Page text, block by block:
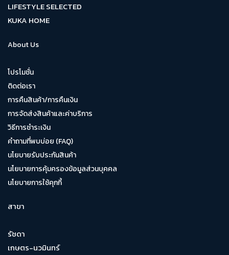
LIFESTYLE SELECTED
KUKA HOME
About Us
โปรโมชั่น
ติดต่อเรา
การคืนสินค้า/การคืนเงิน
การจัดส่งสินค้าและค่าบริการ
วิธีการชำระเงิน
คำถามที่พบบ่อย (FAQ)
นโยบายรับประกันสินค้า
นโยบายการคุ้มครองข้อมูลส่วนบุคคล
นโยบายการใช้คุกกี้
สาขา
รัชดา
เกษตร-นวมินทร์